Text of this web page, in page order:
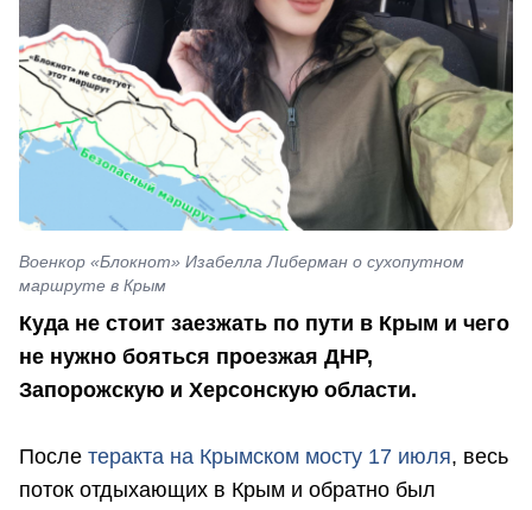
Военкор «Блокнот» Изабелла Либерман о сухопутном
маршруте в Крым
Куда не стоит заезжать по пути в Крым и чего
не нужно бояться проезжая ДНР,
Запорожскую и Херсонскую области.
После теракта на Крымском мосту 17 июля, весь
поток отдыхающих в Крым и обратно был